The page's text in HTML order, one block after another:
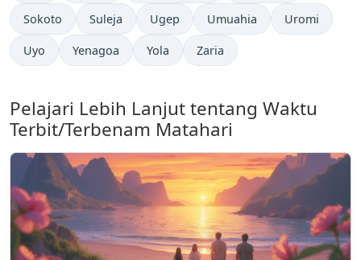
Sokoto Suleja Ugep Umuahia Uromi
Uyo Yenagoa Yola Zaria
Pelajari Lebih Lanjut tentang Waktu
Terbit/Terbenam Matahari